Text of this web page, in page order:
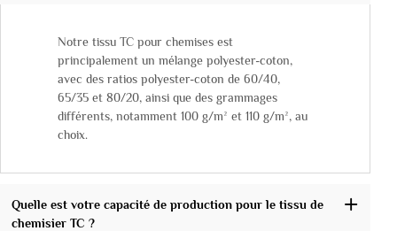
Notre tissu TC pour chemises est
principalement un mélange polyester-coton,
avec des ratios polyester-coton de 60/40,
65/35 et 80/20, ainsi que des grammages
différents, notamment 100 g/m² et 110 g/m², au
choix.
Quelle est votre capacité de production pour le tissu de
chemisier TC ?